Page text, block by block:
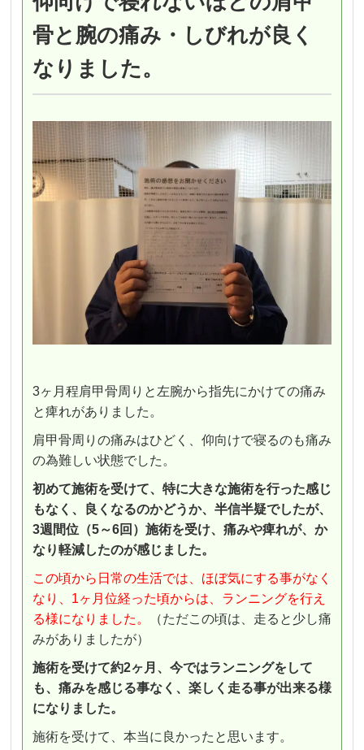
骨と腕の痛み・しびれが良く
なりました。
3ヶ月程肩甲骨周りと左腕から指先にかけての痛み
と痺れがありました。
肩甲骨周りの痛みはひどく、仰向けで寝るのも痛み
の為難しい状態でした。
初めて施術を受けて、特に大きな施術を行った感じ
もなく、良くなるのかどうか、半信半疑でしたが、
3週間位（5～6回）施術を受け、痛みや痺れが、か
なり軽減したのが感じました。
この頃から日常の生活では、ほぼ気にする事がなく
なり、1ヶ月位経った頃からは、ランニングを行え
る様になりました。
（ただこの頃は、走ると少し痛
みがありましたが）
施術を受けて約2ヶ月、今ではランニングをして
も、痛みを感じる事なく、楽しく走る事が出来る様
になりました。
施術を受けて、本当に良かったと思います。